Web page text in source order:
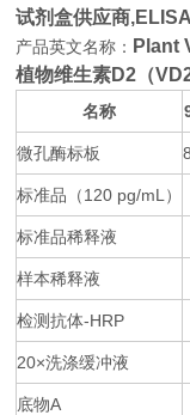
试剂盒供应商
产品英文名称：
植物维生素D2（
名称
微孔酶标板
标准品（120 pg/mL ）
标准品稀释液
样本稀释液
检测抗体-HRP
20×洗涤缓冲液
底物A